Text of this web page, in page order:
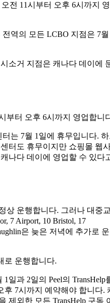
전 11시부터 오후 6시까지 영
역의 모든 LCBO 지점은 7월
소거 지점은 캐나다 데이에
부터 오후 6시까지 영업합니
는 7월 1일에 휴무입니다.
터도 휴무이지만 쇼핑몰 웹
나다 데이에 영업할 수 있다
상 운행합니다. 그러나 대중
7 Airport, 10 Bristol, 17
은 늦은 저녁에 추가로 운
로 운행합니다.
일과 2일의 Peel의 TransHelp
후 7시까지 예약해야 합니다.
제외한 모든 TransHelp 구독